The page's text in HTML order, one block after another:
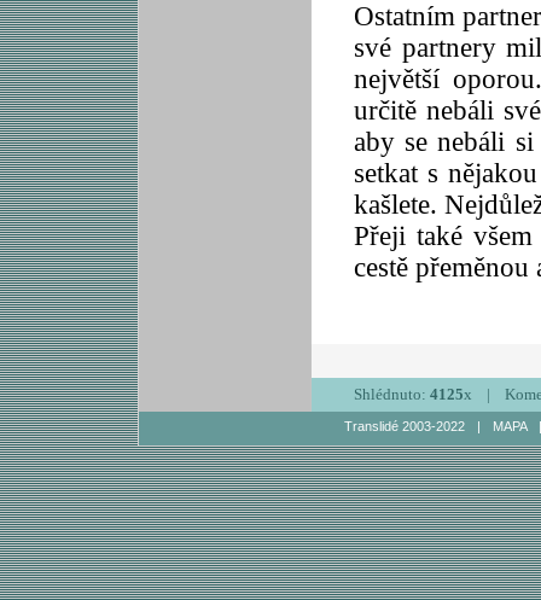
Ostatním
své partnery
největší
určitě nebáli
aby se nebáli
setkat s
kašlete.
Přeji také
cestě
Shlédnuto: 4125x |
Translidé 2003-2022 | MAPA